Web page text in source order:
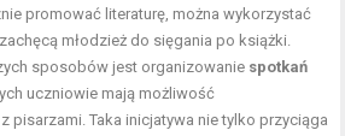
promować literaturę, można wykorzystać
młodzież do sięgania po książki.
sposobów jest organizowanie spotkań
uczniowie mają możliwość
pisarzami. Taka inicjatywa nie tylko przyciąga